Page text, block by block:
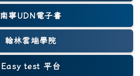
南寧UDN電子書
翰林雲端學院
Easy test 平台
(另開新視窗)